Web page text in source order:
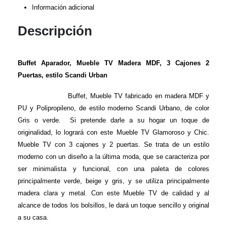
Información adicional
Descripción
Buffet Aparador, Mueble TV Madera MDF, 3 Cajones 2
Puertas, estilo Scandi Urban
Buffet, Mueble TV fabricado en madera MDF y
PU y Polipropileno, de estilo moderno Scandi Urbano, de color
Gris o verde. Si pretende darle a su hogar un toque de
originalidad, lo logrará con este Mueble TV Glamoroso y Chic.
Mueble TV con 3 cajones y 2 puertas. Se trata de un estilo
moderno con un diseño a la última moda, que se caracteriza por
ser minimalista y funcional, con una paleta de colores
principalmente verde, beige y gris, y se utiliza principalmente
madera clara y metal. Con este Mueble TV de calidad y al
alcance de todos los bolsillos, le dará un toque sencillo y original
a su casa.